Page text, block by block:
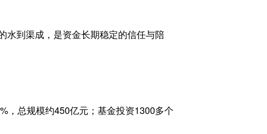
到渠成，是资金长期稳定的信任与陪
总规模约450亿元；基金投资1300多个